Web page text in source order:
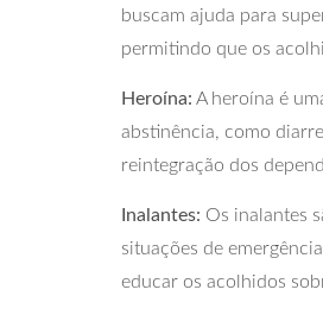
buscam ajuda para
permitindo que os
Heroína: A heroína é
abstinência, como
reintegração dos
Inalantes: Os inalantes
situações de
educar os acolhidos